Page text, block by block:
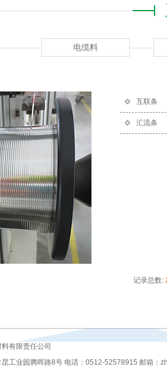
电缆料
互联条
汇流条
记录总数:
料有限责任公司
工业园腾晖路8号 电话：0512-52578915 邮箱：